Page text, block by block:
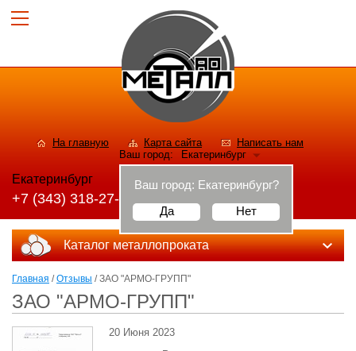
На главную Карта сайта
Написать нам
Ваш город:
Екатеринбург
Ваш город: Екатеринбург?
Да
Нет
Екатеринбург
+7 (343) 318-27-56
Каталог металлопроката
Главная /Отзывы / ЗАО "АРМО-ГРУПП"
ЗАО "АРМО-ГРУПП"
20 Июня 2023